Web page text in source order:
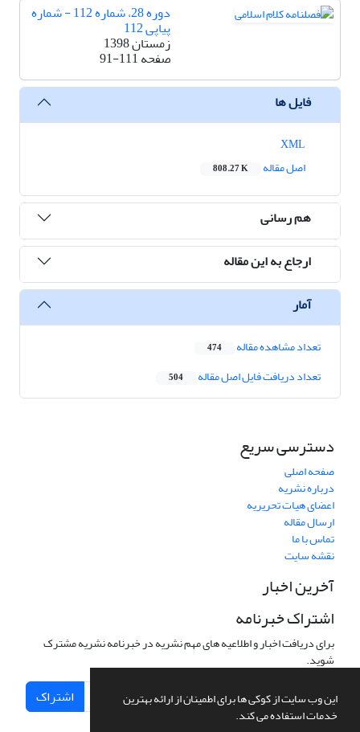
این وب سایت از کوکی ها برای اطمینان از ارائه بهترین
خدمات استفاده می کند.
دوره 28، شماره 112 - شماره
پیاپی 112
زمستان 1398
صفحه91-111
فایل ها
اصل مقاله
808.27 K
هم رسانی
ارجاع به این مقاله
آمار
تعداد مشاهده مقاله 474
تعداد دریافت فایل اصل مقاله 504
دسترسی سریع
صفحه اصلی
درباره نشریه
اعضای هیات تحریریه
ارسال مقاله
تماس با ما
نقشه سایت
آخرین اخبار
اشتراک خبرنامه
برای دریافت اخبار و اطلاعیه های مهم نشریه در خبرنامه نشریه مشترک
شوید.
اشتراک